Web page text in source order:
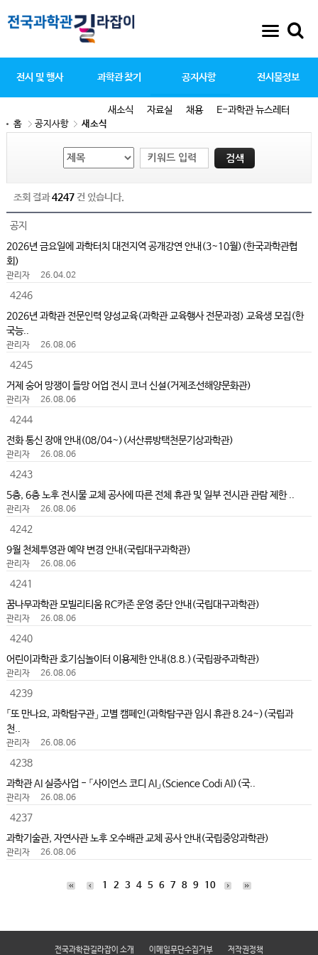
전시 및 행사 과학관 찾기 공지사항
새소식 자료실 채용 E-과학관 뉴스레터
전시물정보
홈 공지사항 새소식
조회 결과4247건 있습니다.
공지
2026년 금요일에 과학터치 대전지역 공개강연 안내(3~10월)(한국과학관협
회)
관리자 26.04.02
4246
2026년 과학관 전문인력 양성교육(과학관 교육행사 전문과정) 교육생 모집(한
국능..
관리자 26.08.06
4245
거제 숭어 망쟁이 들망 어업 전시 코너 신설(거제조선해양문화관)
관리자 26.08.06
4244
전화 통신 장애 안내(08/04~)(서산류방택천문기상과학관)
관리자 26.08.06
4243
5층, 6층 노후 전시물 교체 공사에 따른 전체 휴관 및 일부 전시관 관람 제한 ..
관리자 26.08.06
4242
9월 천체투영관 예약 변경 안내(국립대구과학관)
관리자 26.08.06
4241
꿈나무과학관 모빌리티움 RC카존 운영 중단 안내(국립대구과학관)
관리자 26.08.06
4240
어린이과학관 호기심놀이터 이용제한 안내(8.8.)(국립광주과학관)
관리자 26.08.06
4239
「또 만나요, 과학탐구관」 고별 캠페인(과학탐구관 임시 휴관 8.24~)(국립과
천..
관리자 26.08.06
4238
과학관 AI 실증사업 - 「사이언스 코디 AI」(Science Codi AI)(국..
관리자 26.08.06
4237
과학기술관, 자연사관 노후 오수배관 교체 공사 안내(국립중앙과학관)
관리자 26.08.06
1 2 3 4 5 6 7 8 9 10
전국과학관길라잡이 소개 이메일무단수집거부 저작권정책